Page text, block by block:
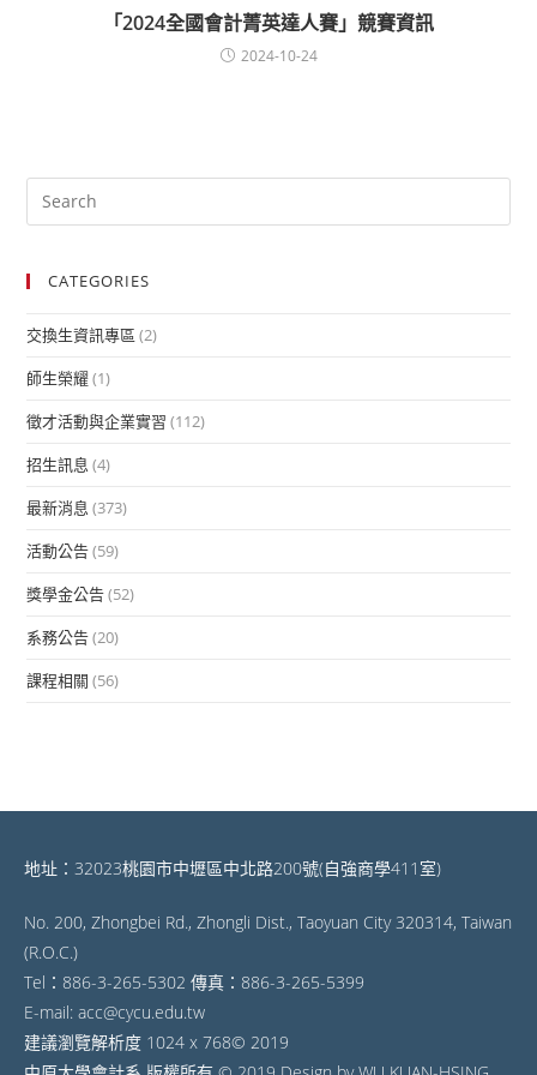
「2024全國會計菁英達人賽」競賽資訊
2024-10-24
CATEGORIES
交換生資訊專區 (2)
師生榮耀(1)
徵才活動與企業實習 (112)
招生訊息 (4)
最新消息 (373)
活動公告(59)
獎學金公告(52)
系務公告(20)
課程相關 (56)
地址：32023桃園市中壢區中北路200號(自強商學411室)
No. 200, Zhongbei Rd., Zhongli Dist., Taoyuan City 320314, Taiwan
(R.O.C.)
Tel：886-3-265-5302 傳真：886-3-265-5399
E-mail: acc@cycu.edu.tw
建議瀏覽解析度 1024 x 768© 2019